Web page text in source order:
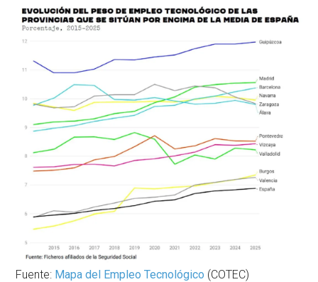
Fuente: Mapa del Empleo Tecnológico (COTEC)